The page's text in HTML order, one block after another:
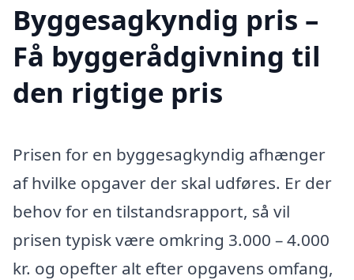
Byggesagkyndig pris –
Få byggerådgivning til
den rigtige pris
Prisen for en byggesagkyndig afhænger
af hvilke opgaver der skal udføres. Er der
behov for en tilstandsrapport, så vil
prisen typisk være omkring 3.000 – 4.000
kr. og opefter alt efter opgavens omfang,